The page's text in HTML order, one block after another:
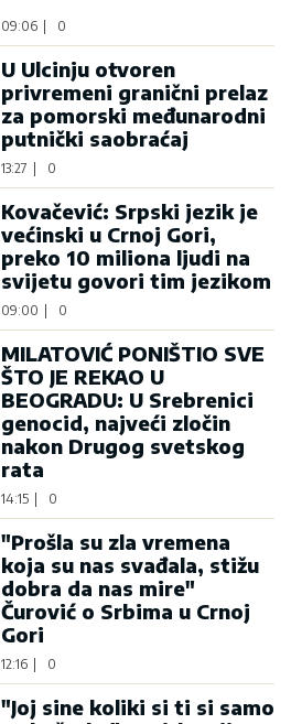
09:06 0
U Ulcinju otvoren
privremeni granični prelaz
za pomorski međunarodni
putnički saobraćaj
13:27 0
Kovačević: Srpski jezik je
većinski u Crnoj Gori,
preko 10 miliona ljudi na
svijetu govori tim jezikom
09:00 0
MILATOVIĆ PONIŠTIO SVE
ŠTO JE REKAO U
BEOGRADU: U Srebrenici
genocid, najveći zločin
nakon Drugog svetskog
rata
14:15 0
"Prošla su zla vremena
koja su nas svađala, stižu
dobra da nas mire"
Čurović o Srbima u Crnoj
Gori
12:16 0
"Joj sine koliki si ti si samo